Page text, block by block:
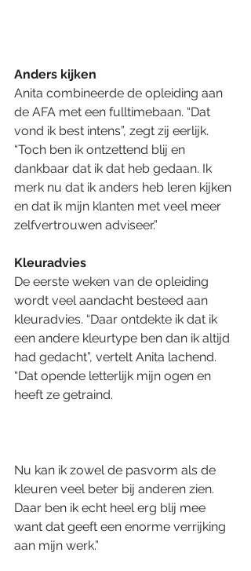
Anders kijken
Anita combineerde de opleiding aan
de AFA met een fulltimebaan. “Dat
vond ik best intens”, zegt zij eerlijk.
“Toch ben ik ontzettend blij en
dankbaar dat ik dat heb gedaan. Ik
merk nu dat ik anders heb leren kijken
en dat ik mijn klanten met veel meer
zelfvertrouwen adviseer.”
Kleuradvies
De eerste weken van de opleiding
wordt veel aandacht besteed aan
kleuradvies. “Daar ontdekte ik dat ik
een andere kleurtype ben dan ik altijd
had gedacht”, vertelt Anita lachend.
“Dat opende letterlijk mijn ogen en
heeft ze getraind.
Nu kan ik zowel de pasvorm als de
kleuren veel beter bij anderen zien.
Daar ben ik echt heel erg blij mee
want dat geeft een enorme verrijking
aan mijn werk.”